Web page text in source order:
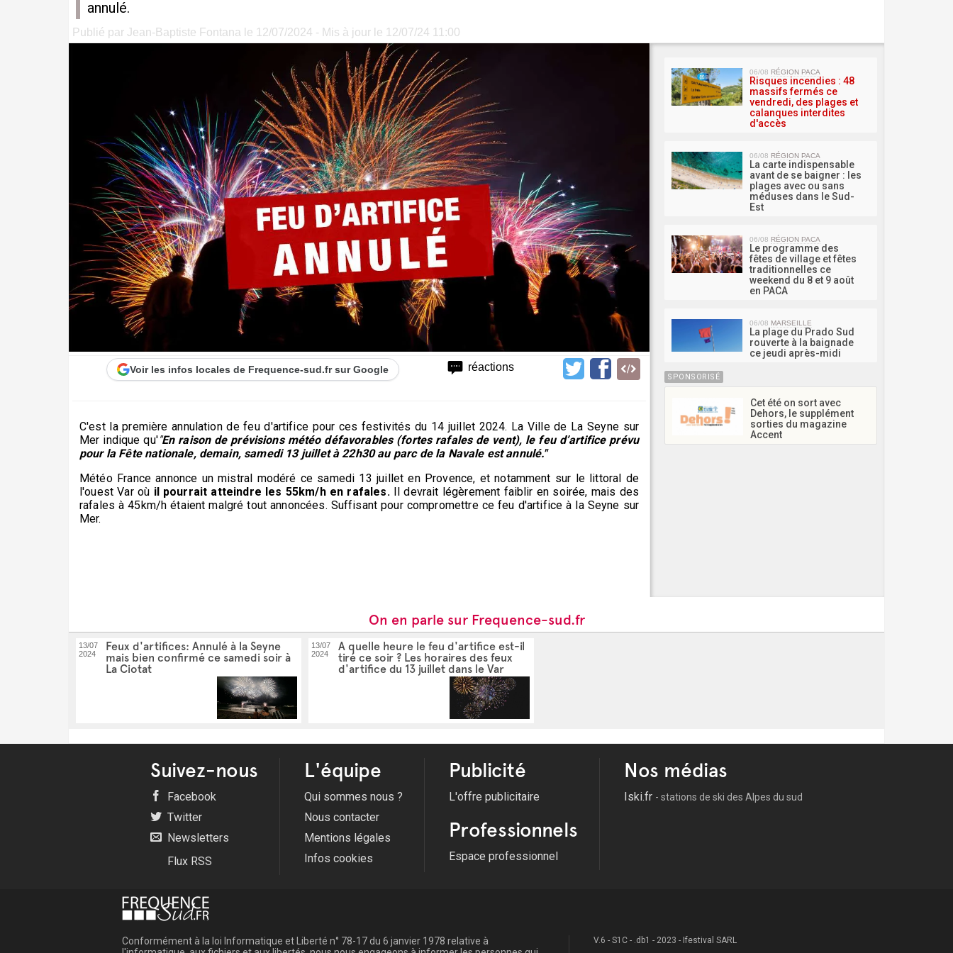
annulé.
Publié par Jean-Baptiste Fontana le 12/07/2024 - Mis à jour le 12/07/24 11:00
réactions
Voir les infos locales de Frequence-sud.fr sur Google
C'est la première annulation de feu d'artifice pour ces festivités du 14 juillet 2024. La Ville de La Seyne sur
Mer indique qu'"En raison de prévisions météo défavorables (fortes rafales de vent), le feu d’artifice prévu
pour la Fête nationale, demain, samedi 13 juillet à 22h30 au parc de la Navale est annulé."
Météo France annonce un mistral modéré ce samedi 13 juillet en Provence, et notamment sur le littoral de
l'ouest Var où il pourrait atteindre les 55km/h en rafales.Il devrait légèrement faiblir en soirée, mais des
rafales à 45km/h étaient malgré tout annoncées. Suffisant pour compromettre ce feu d'artifice à la Seyne sur
Mer.
06/08 RÉGION PACA
Risques incendies : 48
massifs fermés ce
vendredi, des plages et
calanques interdites
d'accès
06/08 RÉGION PACA
La carte indispensable
avant de se baigner : les
plages avec ou sans
méduses dans le Sud-
Est
06/08 RÉGION PACA
Le programme des
fêtes de village et fêtes
traditionnelles ce
weekend du 8 et 9 août
en PACA
06/08 MARSEILLE
La plage du Prado Sud
rouverte à la baignade
ce jeudi après-midi
SPONSORISÉ
Cet été on sort avec
Dehors, le supplément
sorties du magazine
Accent
On en parle sur Frequence-sud.fr
13/07
2024
Feux d'artifices: Annulé à la Seyne
mais bien confirmé ce samedi soir à
La Ciotat
13/07
2024
A quelle heure le feu d'artifice est-il
tiré ce soir ? Les horaires des feux
d'artifice du 13 juillet dans le Var
Suivez-nous
Facebook
Twitter
Newsletters
Flux RSS
L'équipe
Qui sommes nous ?
Nous contacter
Mentions légales
Infos cookies
Publicité
L'offre publicitaire
Professionnels
Espace professionnel
Nos médias
Iski.fr - stations de ski des Alpes du sud
Conformément à la loi Informatique et Liberté n° 78-17 du 6 janvier 1978 relative à
V.6 - S1C - .db1 - 2023 - Ifestival SARL